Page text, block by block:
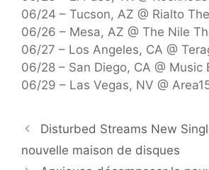
06/24 – Tucson, AZ @ Rialto
06/26 – Mesa, AZ @ The Nile
06/27 – Los Angeles, CA @
06/28 – San Diego, CA @ Music
06/29 – Las Vegas, NV @
Disturbed Streams New
nouvelle maison de disques